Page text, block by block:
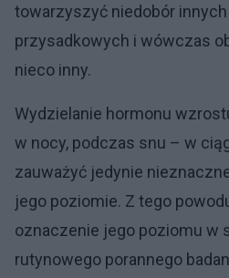
towarzyszyć niedobór
przysadkowych i wówczas
nieco inny.
Wydzielanie hormonu
w nocy, podczas snu – w
zauważyć jedynie
jego poziomie. Z tego
oznaczenie jego poziomu w
rutynowego porannego